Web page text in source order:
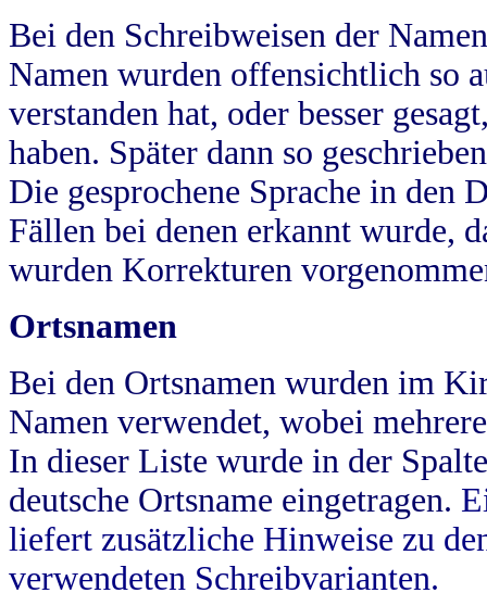
Bei den Schreibweisen der
Namen wurden offensichtlich so
verstanden hat, oder besser
haben. Später dann so
Die gesprochene Sprache in
Fällen bei denen erkannt wurde,
wurden Korrekturen
Ortsnamen
Bei den Ortsnamen wurden im
Namen verwendet, wobei
In dieser Liste wurde in der
deutsche Ortsname eingetragen.
liefert zusätzliche Hinweise zu
verwendeten Schreibvarianten.